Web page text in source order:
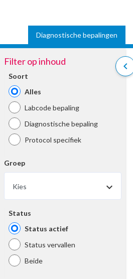
Diagnostische bepalingen
chevron_left
Filter op inhoud
Soort
Alles
Labcode bepaling
Diagnostische bepaling
Protocol specifiek
Groep
Kies
Status
Status actief
Status vervallen
Beide